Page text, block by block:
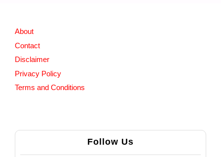
About
Contact
Disclaimer
Privacy Policy
Terms and Conditions
Follow Us